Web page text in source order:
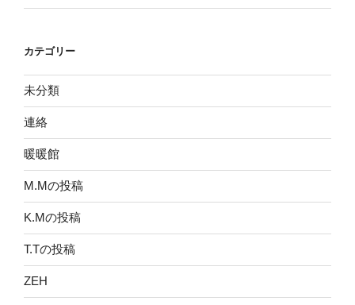
カテゴリー
未分類
連絡
暖暖館
M.Mの投稿
K.Mの投稿
T.Tの投稿
ZEH